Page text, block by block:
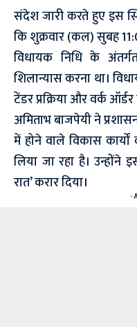
संदेश जारी करते हुए इस
कि शुक्रवार (कल) सुबह
विधायक निधि के
शिलान्यास करना था।
टेंडर प्रक्रिया और वर्क
​अमिताभ बाजपेयी ने
में होने वाले विकास
लिया जा रहा है। उन्होंने
रात’ करार दिया।
-